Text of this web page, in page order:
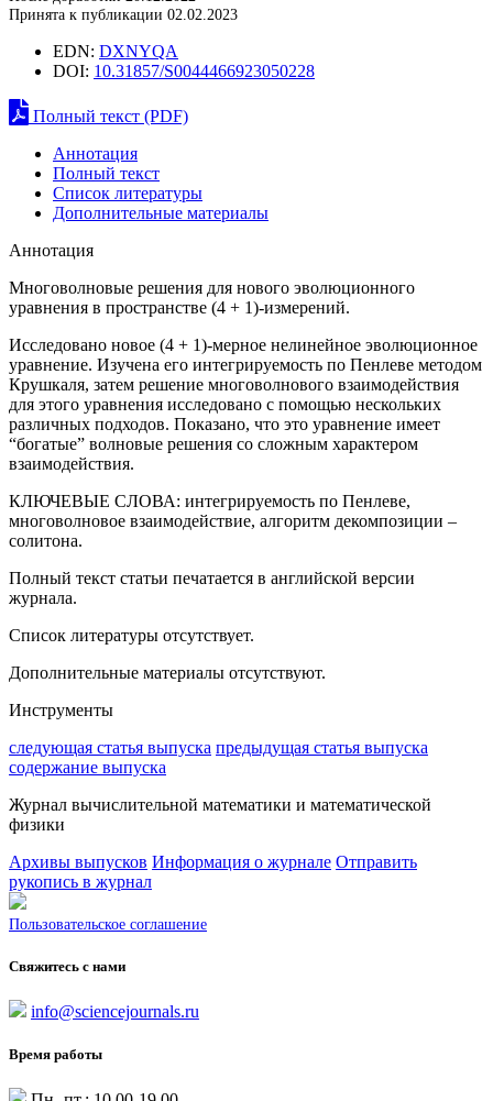
Принята к публикации 02.02.2023
EDN: DXNYQA
DOI: 10.31857/S0044466923050228
Полный текст (PDF)
Аннотация
Полный текст
Список литературы
Дополнительные материалы
Аннотация
Многоволновые решения для нового эволюционного
уравнения в пространстве (4 + 1)-измерений.
Исследовано новое (4 + 1)-мерное нелинейное эволюционное
уравнение. Изучена его интегрируемость по Пенлеве методом
Крушкаля, затем решение многоволнового взаимодействия
для этого уравнения исследовано с помощью нескольких
различных подходов. Показано, что это уравнение имеет
“богатые” волновые решения со сложным характером
взаимодействия.
КЛЮЧЕВЫЕ СЛОВА: интегрируемость по Пенлеве,
многоволновое взаимодействие, алгоритм декомпозиции –
солитона.
Полный текст статьи печатается в английской версии
журнала.
Список литературы отсутствует.
Дополнительные материалы отсутствуют.
Инструменты
следующая статья выпуска предыдущая статья выпуска
содержание выпуска
Журнал вычислительной математики и математической
физики
Архивы выпусков Информация о журнале Отправить
рукопись в журнал
Пользовательское соглашение
Свяжитесь с нами
info@sciencejournals.ru
Время работы